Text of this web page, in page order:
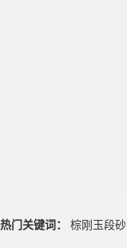
热门关键词： 棕刚玉段砂